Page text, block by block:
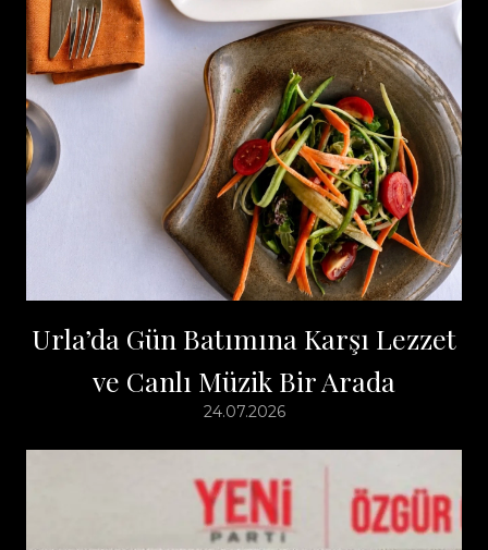
Urla’da Gün Batımına Karşı Lezzet
ve Canlı Müzik Bir Arada
24.07.2026